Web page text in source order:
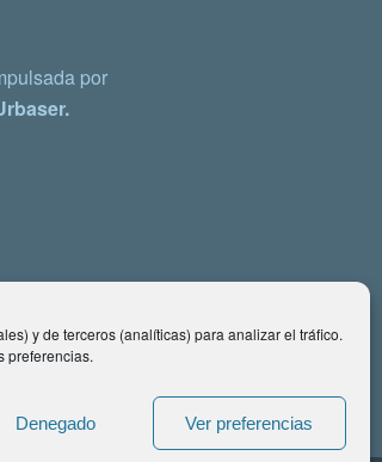
y de terceros (analíticas) para analizar el tráfico.
preferencias.
Denegado Ver preferencias
por